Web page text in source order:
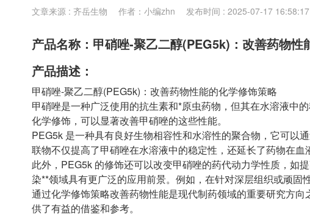
文章来源 : 齐岳生物 作者：小编zhn 发布时间 : 2025-07-17 16:58:17
产品名称：甲硝唑-聚乙二醇(PEG5k)：改善药物性
产品描述：
甲硝唑-聚乙二醇(PEG5k)：改善药物性能的化学修饰策略
甲硝唑是一种广泛使用的抗生素和*原虫药物，但其在水溶液中
化学修饰，可以显著改善甲硝唑的这些性能。
PEG5k 是一种具有良好生物相容性和水溶性的聚合物，它可以
联物不仅提高了甲硝唑在水溶液中的稳定性，还延长了药物在血
此外，PEG5k 的修饰还可以改变甲硝唑的药代动力学性质，如
染**领域具有更广泛的应用前景。例如，在针对深层组织或顽固
通过化学修饰策略改善药物性能是现代制药领域的重要研究方
供了有益的借鉴和参考。